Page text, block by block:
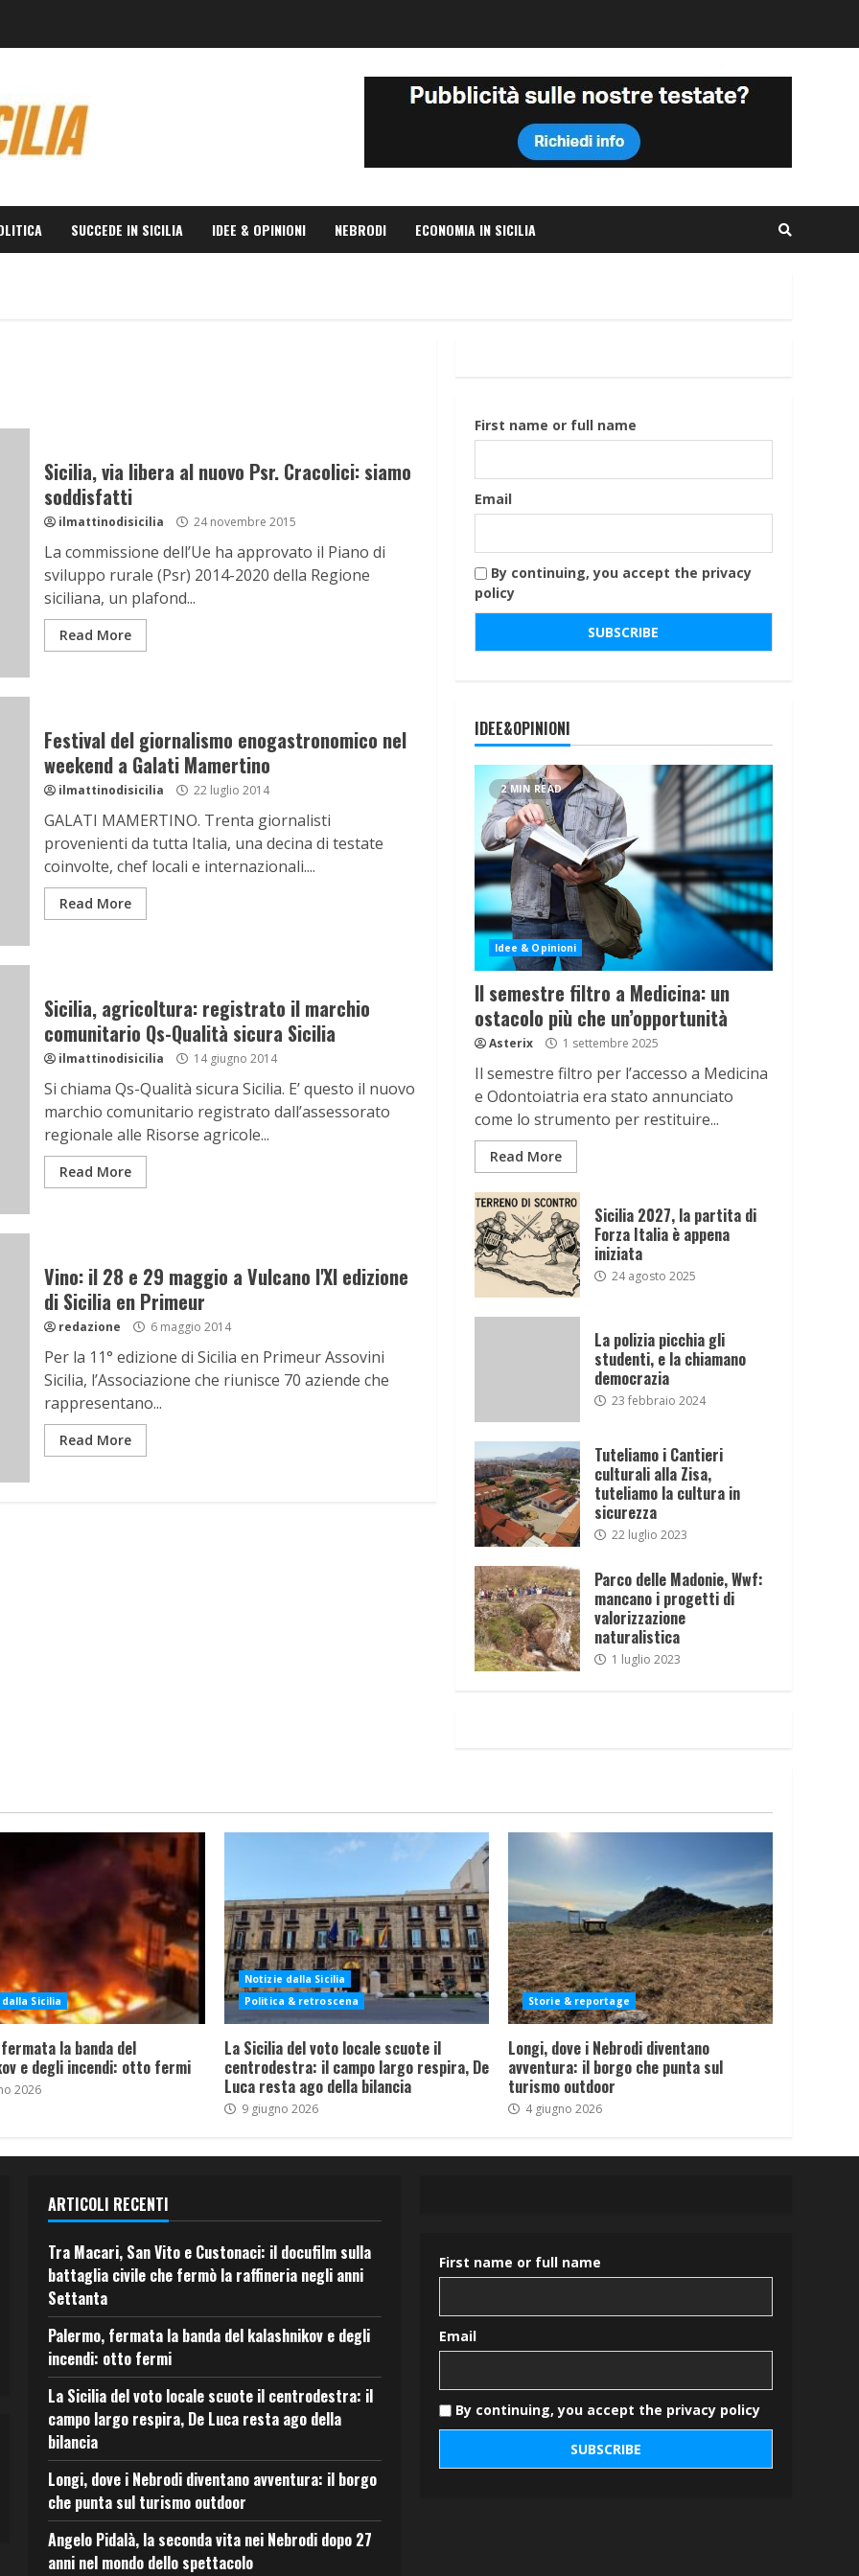
SUCCEDE IN SICILIA IDEE & OPINIONI NEBRODI ECONOMIA IN SICILIA
Sicilia, via libera al nuovo Psr. Cracolici: siamo
soddisfatti
ilmattinodisicilia 24 novembre 2015
La commissione dell’Ue ha approvato il Piano di
sviluppo rurale (Psr) 2014-2020 della Regione
siciliana, un plafond...
Read More
Festival del giornalismo enogastronomico nel
weekend a Galati Mamertino
ilmattinodisicilia 22 luglio 2014
GALATI MAMERTINO. Trenta giornalisti
provenienti da tutta Italia, una decina di testate
coinvolte, chef locali e internazionali....
Read More
Sicilia, agricoltura: registrato il marchio
comunitario Qs-Qualità sicura Sicilia
ilmattinodisicilia 14 giugno 2014
Si chiama Qs-Qualità sicura Sicilia. E’ questo il nuovo
marchio comunitario registrato dall’assessorato
regionale alle Risorse agricole...
Read More
Vino: il 28 e 29 maggio a Vulcano l'XI edizione
di Sicilia en Primeur
redazione 6 maggio 2014
Per la 11° edizione di Sicilia en Primeur Assovini
Sicilia, l’Associazione che riunisce 70 aziende che
rappresentano...
Read More
First name or full name
Email
By continuing, you accept the privacy
policy
IDEE&OPINIONI
2 MIN READ
Idee & Opinioni
Il semestre filtro a Medicina: un
ostacolo più che un’opportunità
Asterix 1 settembre 2025
Il semestre filtro per l’accesso a Medicina
e Odontoiatria era stato annunciato
come lo strumento per restituire...
Read More
Sicilia 2027, la partita di
Forza Italia è appena
iniziata
24 agosto 2025
La polizia picchia gli
studenti, e la chiamano
democrazia
23 febbraio 2024
Tuteliamo i Cantieri
culturali alla Zisa,
tuteliamo la cultura in
sicurezza
22 luglio 2023
Parco delle Madonie, Wwf:
mancano i progetti di
valorizzazione
naturalistica
1 luglio 2023
Sicilia
la banda del
e degli incendi: otto fermi
2026
Notizie dalla Sicilia
Politica & retroscena
La Sicilia del voto locale scuote il
centrodestra: il campo largo respira, De
Luca resta ago della bilancia
9 giugno 2026
Storie & reportage
Longi, dove i Nebrodi diventano
avventura: il borgo che punta sul
turismo outdoor
4 giugno 2026
ARTICOLI RECENTI
Tra Macari, San Vito e Custonaci: il docufilm sulla
battaglia civile che fermò la raffineria negli anni
Settanta
Palermo, fermata la banda del kalashnikov e degli
incendi: otto fermi
La Sicilia del voto locale scuote il centrodestra: il
campo largo respira, De Luca resta ago della
bilancia
Longi, dove i Nebrodi diventano avventura: il borgo
che punta sul turismo outdoor
Angelo Pidalà, la seconda vita nei Nebrodi dopo 27
anni nel mondo dello spettacolo
First name or full name
Email
By continuing, you accept the privacy policy